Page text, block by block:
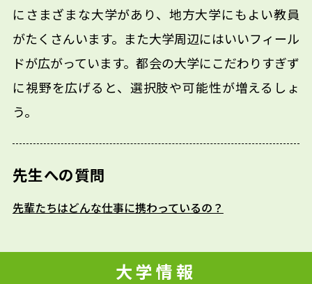
にさまざまな大学があり、地方大学にもよい教員
がたくさんいます。また大学周辺にはいいフィール
ドが広がっています。都会の大学にこだわりすぎず
に視野を広げると、選択肢や可能性が増えるしょ
う。
先生への質問
先輩たちはどんな仕事に携わっているの？
大学情報